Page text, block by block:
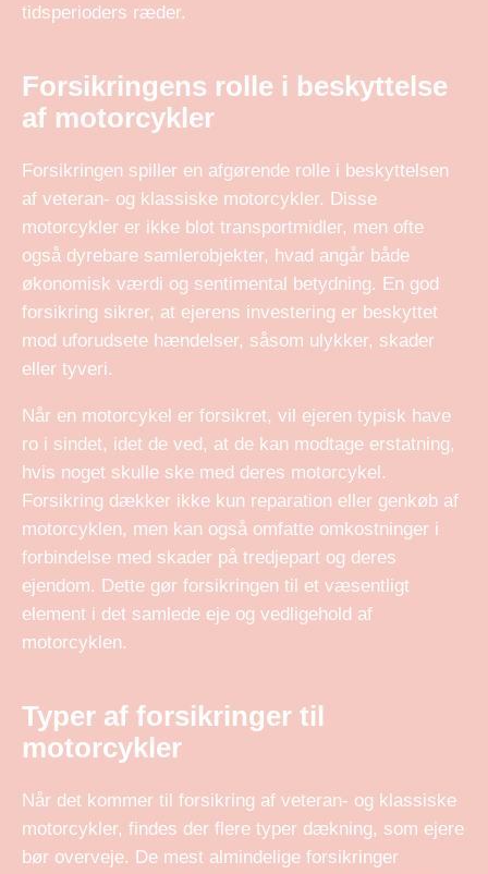
tidsperioders ræder.
Forsikringens rolle i beskyttelse
af motorcykler
Forsikringen spiller en afgørende rolle i beskyttelsen
af veteran- og klassiske motorcykler. Disse
motorcykler er ikke blot transportmidler, men ofte
også dyrebare samlerobjekter, hvad angår både
økonomisk værdi og sentimental betydning. En god
forsikring sikrer, at ejerens investering er beskyttet
mod uforudsete hændelser, såsom ulykker, skader
eller tyveri.
Når en motorcykel er forsikret, vil ejeren typisk have
ro i sindet, idet de ved, at de kan modtage erstatning,
hvis noget skulle ske med deres motorcykel.
Forsikring dækker ikke kun reparation eller genkøb af
motorcyklen, men kan også omfatte omkostninger i
forbindelse med skader på tredjepart og deres
ejendom. Dette gør forsikringen til et væsentligt
element i det samlede eje og vedligehold af
motorcyklen.
Typer af forsikringer til
motorcykler
Når det kommer til forsikring af veteran- og klassiske
motorcykler, findes der flere typer dækning, som ejere
bør overveje. De mest almindelige forsikringer